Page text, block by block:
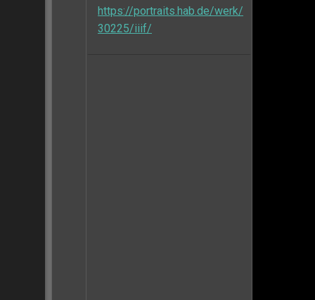
https://portraits.hab.de/werk/
30225/iiif/